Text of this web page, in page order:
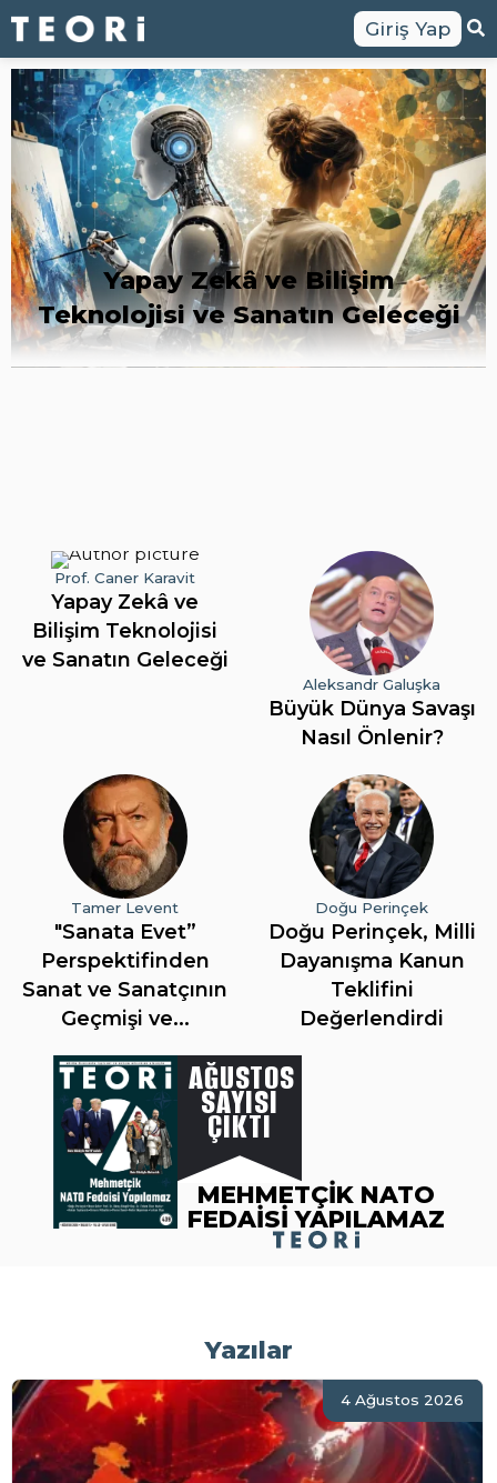
Giriş Yap
Yapay Zekâ ve Bilişim
Teknolojisi ve Sanatın Geleceği
Yapay Zekâ ve
Bilişim Teknolojisi
ve Sanatın Geleceği
Prof. Caner Karavit
Büyük Dünya Savaşı
Nasıl Önlenir?
Aleksandr Galuşka
"Sanata Evet”
Perspektifinden
Sanat ve Sanatçının
Geçmişi ve...
Tamer Levent
Doğu Perinçek, Milli
Dayanışma Kanun
Teklifini
Değerlendirdi
Doğu Perinçek
AĞUSTOS
SAYISI
ÇIKTI
MEHMETÇİK NATO
FEDAİSİ YAPILAMAZ
Yazılar
4 Ağustos 2026